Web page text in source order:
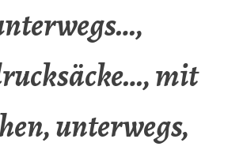
mit
unterwegs,